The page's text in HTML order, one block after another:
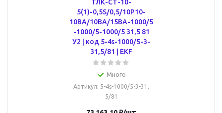
ТЛК-СТ-10-
5(1)-0,5S/0,5/10P10-
10ВА/10ВА/15ВА-1000/5
-1000/5-1000/5 31,5 81
У2 | код 5-4s-1000/5-3-
31,5/81 | EKF
Много
Артикул: 5-4s-1000/5-3-31,
5/81